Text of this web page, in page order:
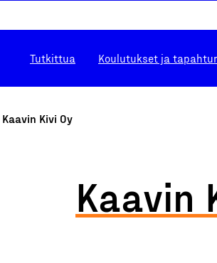
Tutkittua Koulutukset ja
Kaavin Kivi Oy
Kaavin